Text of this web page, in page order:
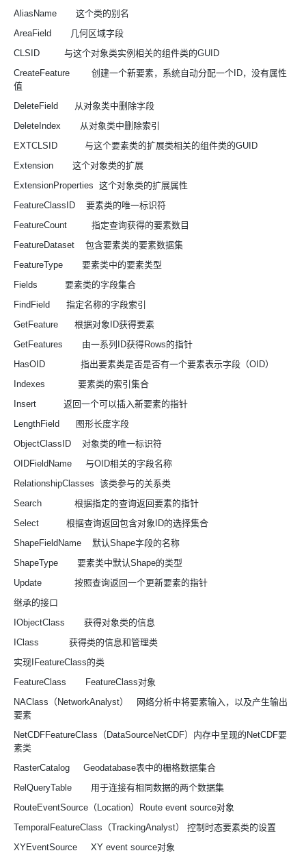
AliasName 这个类的别名
AreaField 几何区域字段
CLSID 与这个对象类实例相关的组件类的GUID
CreateFeature 创建一个新要素，系统自动分配一个ID，没有属性
值
DeleteField 从对象类中删除字段
DeleteIndex 从对象类中删除索引
EXTCLSID 与这个要素类的扩展类相关的组件类的GUID
Extension 这个对象类的扩展
ExtensionProperties 这个对象类的扩展属性
FeatureClassID 要素类的唯一标识符
FeatureCount 指定查询获得的要素数目
FeatureDataset 包含要素类的要素数据集
FeatureType 要素类中的要素类型
Fields 要素类的字段集合
FindField 指定名称的字段索引
GetFeature 根据对象ID获得要素
GetFeatures 由一系列ID获得Rows的指针
HasOID 指出要素类是否是否有一个要素表示字段（OID）
Indexes 要素类的索引集合
Insert 返回一个可以插入新要素的指针
LengthField 图形长度字段
ObjectClassID 对象类的唯一标识符
OIDFieldName 与OID相关的字段名称
RelationshipClasses 该类参与的关系类
Search 根据指定的查询返回要素的指针
Select 根据查询返回包含对象ID的选择集合
ShapeFieldName 默认Shape字段的名称
ShapeType 要素类中默认Shape的类型
Update 按照查询返回一个更新要素的指针
继承的接口
IObjectClass 获得对象类的信息
IClass 获得类的信息和管理类
实现IFeatureClass的类
FeatureClass FeatureClass对象
NAClass（NetworkAnalyst） 网络分析中将要素输入，以及产生输出
要素
NetCDFFeatureClass（DataSourceNetCDF）内存中呈现的NetCDF要
素类
RasterCatalog Geodatabase表中的栅格数据集合
RelQueryTable 用于连接有相同数据的两个数据集
RouteEventSource（Location）Route event source对象
TemporalFeatureClass（TrackingAnalyst） 控制时态要素类的设置
XYEventSource XY event source对象